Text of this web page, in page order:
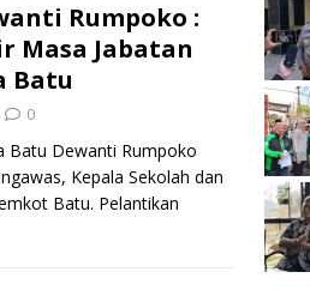
Rumpoko :
Masa Jabatan
Batu
0
Batu Dewanti Rumpoko
Kepala Sekolah dan
Batu. Pelantikan